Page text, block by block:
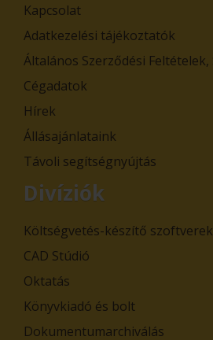
Kapcsolat
Adatkezelési tájékoztatók
Általános Szerződési
Cégadatok
Hírek
Állásajánlataink
Távoli segítségnyújtás
Divíziók
Költségvetés-készítő szoftverek
CAD Stúdió
Oktatás
Könyvkiadó és bolt
Dokumentumarchiválás